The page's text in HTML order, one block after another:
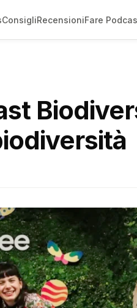
ConsigliRecensioniFare